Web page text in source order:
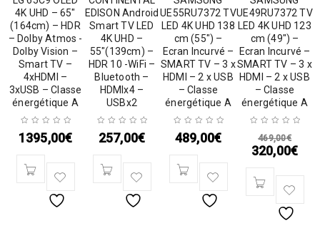
4K UHD – 65″
(164cm) – HDR
– Dolby Atmos -
Dolby Vision –
Smart TV –
4xHDMI –
3xUSB – Classe
énergétique A
1395,00€
EDISON Android
Smart TV LED
4K UHD –
55″(139cm) –
HDR 10 -WiFi –
Bluetooth –
HDMIx4 –
USBx2
257,00€
UE55RU7372 TV
LED 4K UHD 138
cm (55″) –
Ecran Incurvé –
SMART TV – 3 x
HDMI – 2 x USB
– Classe
énergétique A
489,00€
UE49RU7372 TV
LED 4K UHD 123
cm (49″) –
Ecran Incurvé –
SMART TV – 3 x
HDMI – 2 x USB
– Classe
énergétique A
469,00€
320,00€